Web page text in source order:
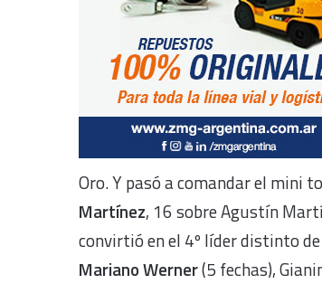
Oro. Y pasó a comandar el mini
Martínez, 16 sobre Agustín
convirtió en el 4º líder distinto
Mariano Werner(5 fechas),